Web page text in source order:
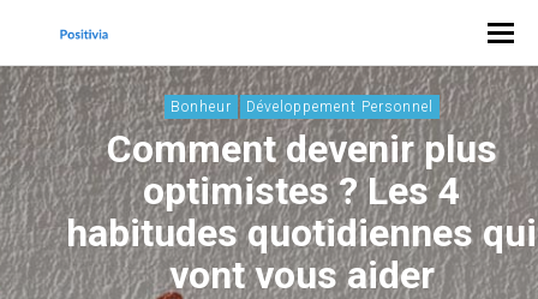
Bonheur Développement Personnel
Comment devenir plus
optimistes ? Les 4
habitudes quotidiennes qui
vont vous aider